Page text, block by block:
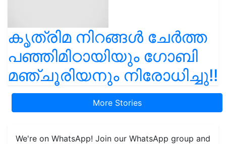
കൃത്രിമ നിറങ്ങൾ ചേർത്ത
പഞ്ഞിമിഠായിയും ഗോബി
മഞ്ചൂരിയനും നിരോധിച്ചു!!
More Stories
We're on WhatsApp! Join our WhatsApp group and